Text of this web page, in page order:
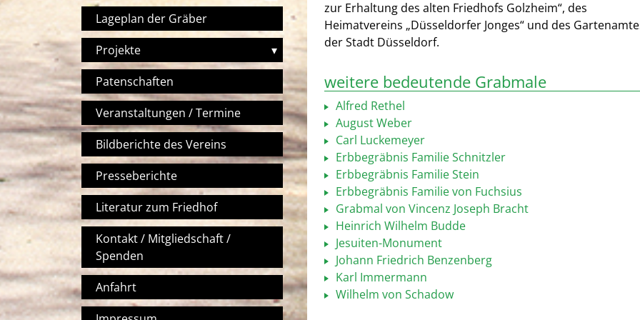
Lageplan der Gräber
Projekte
▾
Patenschaften
Veranstaltungen / Termine
Bildberichte des Vereins
Presseberichte
Literatur zum Friedhof
Kontakt / Mitgliedschaft /
Spenden
Anfahrt
zur Erhaltung des alten Friedhofs Golzheim“, des
Heimatvereins „Düsseldorfer Jonges“ und des
der Stadt Düsseldorf.
weitere bedeutende Grabmale
Alfred Rethel
August Weber
Carl Luckemeyer
Erbbegräbnis Familie Schnitzler
Erbbegräbnis Familie Stein
Erbbegräbnis Familie von Fuchsius
Grabmal von Vincenz Joseph Bracht
Heinrich Wilhelm Budde
Jesuiten-Monument
Johann Friedrich Benzenberg
Karl Immermann
Wilhelm von Schadow